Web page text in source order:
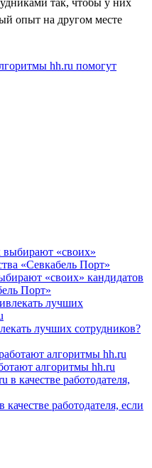
опыт на другом месте
hh.ru помогут
«своих» кандидатов
Порт»
лучших сотрудников?
алгоритмы hh.ru
работодателя, если